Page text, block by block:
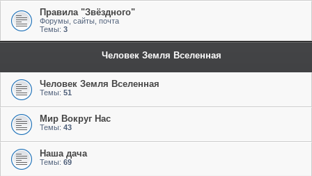
Правила "Звёздного"
Форумы, сайты, почта
Темы: 3
Человек Земля Вселенная
Человек Земля Вселенная
Темы: 51
Мир Вокруг Нас
Темы: 43
Наша дача
Темы: 69